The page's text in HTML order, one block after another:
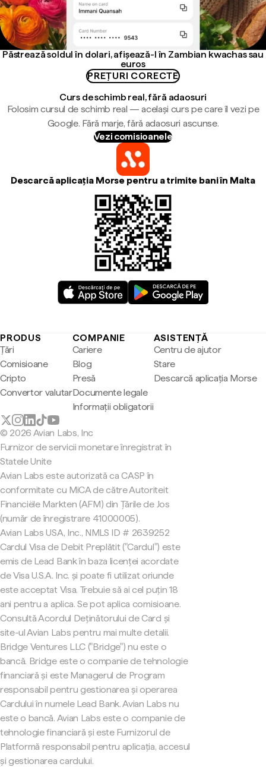
Păstrează soldul în dolari, afișează-l în Zambian kwachas sau
euros
PREȚURI CORECTE
Curs de schimb real, fără adaosuri
Folosim cursul de schimb real — același curs pe care îl vezi pe
Google. Fără marje, fără adaosuri ascunse.
Vezi comisioanele
Descarcă aplicația Morse pentru a trimite bani în Malta
PRODUS
Țări
Comisioane
Cripto
Convertor valutar
COMPANIE
Cariere
Blog
Presă
Documente legale
Informații obligatorii
ASISTENȚĂ
Centru de ajutor
Stare
Descarcă aplicația Morse
© 2026 Avian Labs, Inc
Furnizor de servicii monetare înregistrat în
Statele Unite
Avian Labs este autorizată ca CASP în
conformitate cu MiCA de către Autoriteit
Financiële Markten (AFM) din Țările de Jos
(număr de înregistrare 41000005).
Avian Labs USA, Inc., NMLS ID # 2639252
Cardul Visa de Debit Preplătit ("Cardul") este
emis de Lead Bank în baza licenței acordate
de Visa U.S.A. Inc. și poate fi utilizat oriunde
este acceptat Visa. Trebuie să ai cel puțin 18
ani pentru a aplica. Se pot aplica comisioane.
Consultă Acordul Deținătorului de Card și
site-ul Avian Labs pentru mai multe detalii.
Bridge Ventures LLC ("Bridge") nu este o
bancă. Bridge este o companie de tehnologie
financiară și este Managerul de Program
responsabil pentru gestionarea și operarea
Cardului în numele Lead Bank. Avian Labs nu
este o bancă. Avian Labs este o companie de
tehnologie financiară și este Furnizorul de
Platformă responsabil pentru aplicația, accesul
și gestionarea cardului.